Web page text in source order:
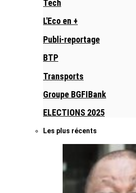
Tech
L'Eco en +
Publi-reportage
BTP
Transports
Groupe BGFIBank
ELECTIONS 2025
Les plus récents